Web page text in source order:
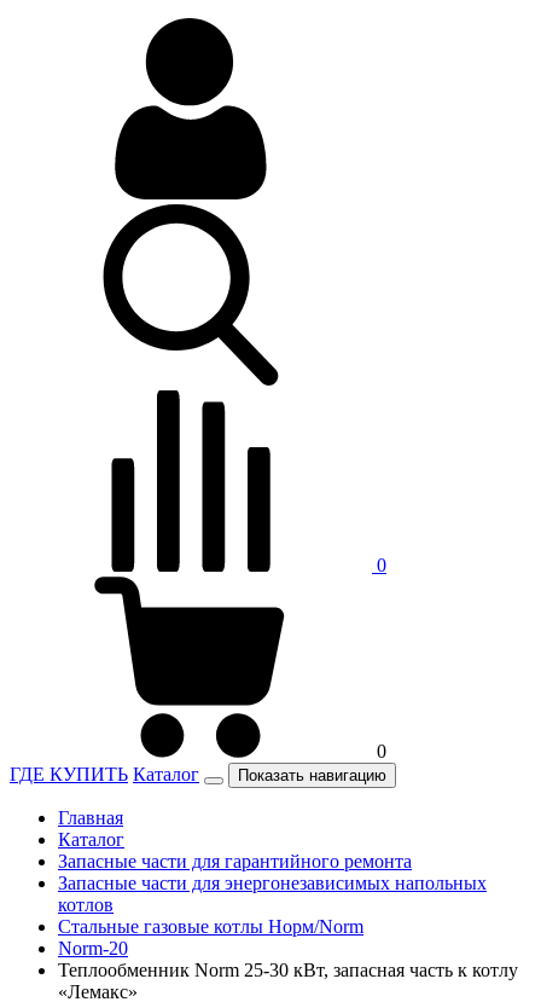
0
0
ГДЕ КУПИТЬ Каталог Показать навигацию
Главная
Каталог
Запасные части для гарантийного ремонта
Запасные части для энергонезависимых напольных
котлов
Стальные газовые котлы Норм/Norm
Norm-20
Теплообменник Norm 25-30 кВт, запасная часть к котлу
«Лемакс»